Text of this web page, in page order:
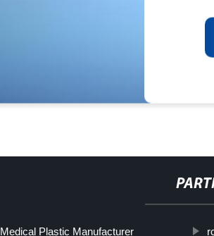
Medical Plastic Manufacturer